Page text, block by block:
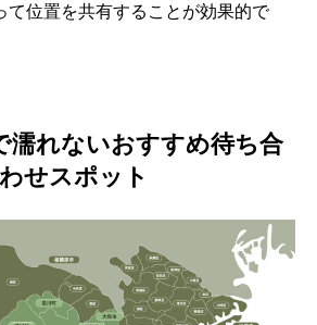
て位置を共有することが効果的で
濡れないおすすめ待ち合
わせスポット